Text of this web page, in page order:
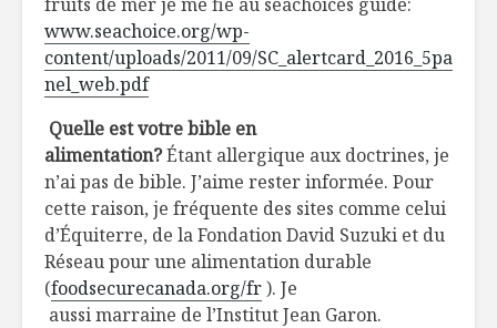
www.seachoice.org/wp-
content/uploads/2011/09/SC_alertcard_2016_5pa
nel_web.pdf
Quelle est votre bible en
alimentation?Étant allergique aux doctrines, je
n’ai pas de bible. J’aime rester informée. Pour
cette raison, je fréquente des sites comme celui
d’Équiterre, de la Fondation David Suzuki et du
Réseau pour une alimentation durable
(foodsecurecanada.org/fr). Je
aussi marraine de l’Institut Jean Garon.